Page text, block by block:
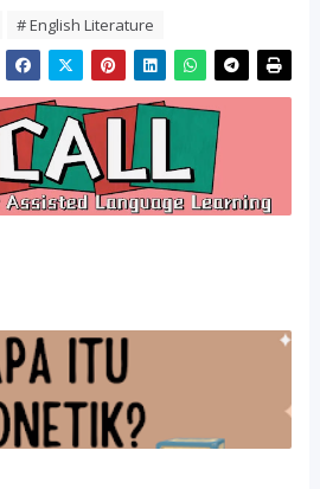
# English Literature